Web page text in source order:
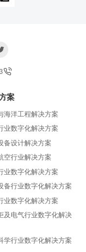
案
海洋工程解决方案
业数字化解决方案
备设计解决方案
空行业解决方案
业数字化解决方案
备行业数字化解决方案
业数字化解决方案
及电气行业数字化解决
学行业数字化解决方案